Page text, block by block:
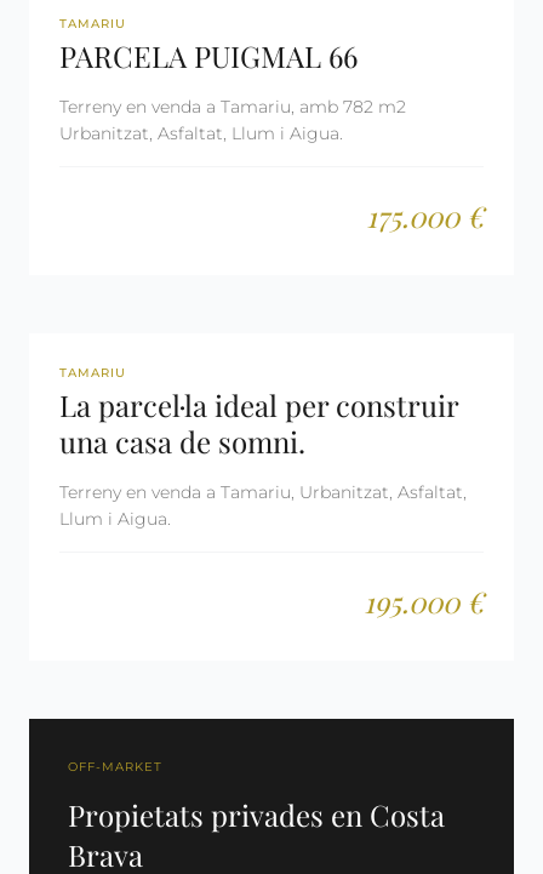
REF: 1066
TAMARIU
PARCELA PUIGMAL 66
Terreny en venda a Tamariu, amb 782 m2
Urbanitzat, Asfaltat, Llum i Aigua.
175.000 €
REF: 2525
TAMARIU
La parcel·la ideal per construir
una casa de somni.
Terreny en venda a Tamariu, Urbanitzat, Asfaltat,
Llum i Aigua.
195.000 €
OFF-MARKET
Propietats privades en Costa
Brava